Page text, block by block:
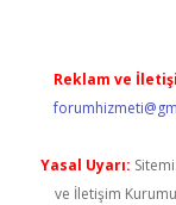
Reklam ve
Yasal Uyarı:
ve İletişim